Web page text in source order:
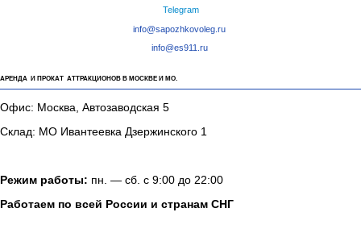
Telegram
info@sapozhkovoleg.ru
info@es911.ru
АРЕНДА И ПРОКАТ АТТРАКЦИОНОВ В МОСКВЕ И МО.
Офис: Москва, Автозаводская 5
Склад: МО Ивантеевка Дзержинского 1
Режим работы: пн. — сб. с 9:00 до 22:00
Работаем по всей России и странам СНГ